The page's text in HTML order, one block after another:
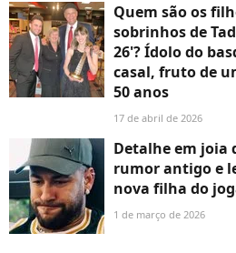
Quem são os
sobrinhos de
26'? Ídolo do
casal, fruto de
50 anos
17 de abril de 2026
Detalhe em joia
rumor antigo e
nova filha do
1 de março de 2026